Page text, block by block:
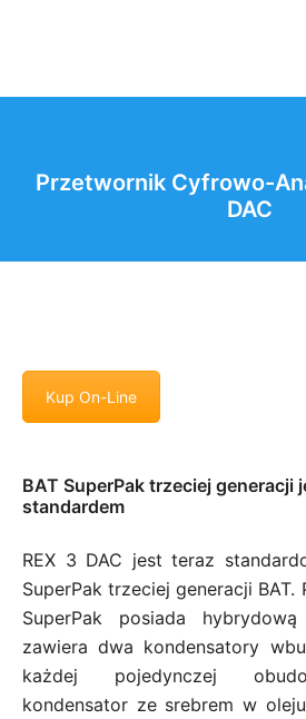
Przetwornik Cyfrowo-
DAC
Kup On-Line
BAT SuperPak trzeciej generacji
standardem
REX 3 DAC jest teraz
SuperPak trzeciej generacji BAT.
SuperPak posiada
zawiera dwa kondensatory
każdej pojedynczej
kondensator ze srebrem w